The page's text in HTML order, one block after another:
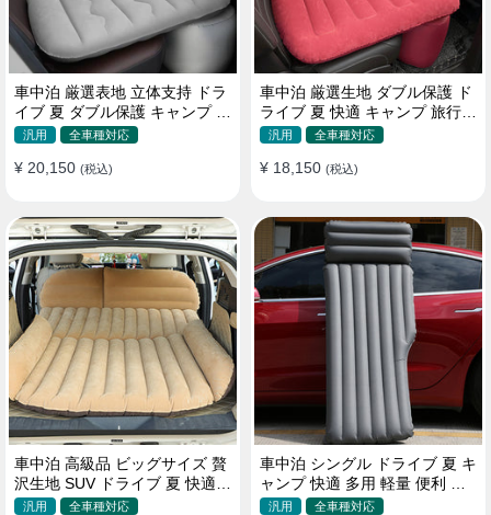
車中泊 厳選表地 立体支持 ドラ
イブ 夏 ダブル保護 キャンプ 旅
行 収納便利 取付簡単 全車種 エ
汎用 全車種対応
¥ 20,150 (税込)
車中泊 厳選生地 ダブル保護 ド
ライブ 夏 快適 キャンプ 旅行
収納便利 全車種 多色 エアーベ
汎用 全車種対応
¥ 18,150 (税込)
車中泊 高級品 ビッグサイズ 贅
沢生地 SUV ドライブ 夏 快適
キャンプ 旅行 収納便利 エアー
汎用 全車種対応
車中泊 シングル ドライブ 夏 キ
ャンプ 快適 多用 軽量 便利 省
スペース 旅行 エアーベッド
汎用 全車種対応